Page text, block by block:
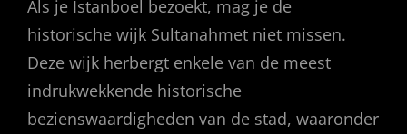
Als je Istanboel bezoekt, mag je de
historische wijk Sultanahmet niet missen.
Deze wijk herbergt enkele van de meest
indrukwekkende historische
bezienswaardigheden van de stad, waaronder